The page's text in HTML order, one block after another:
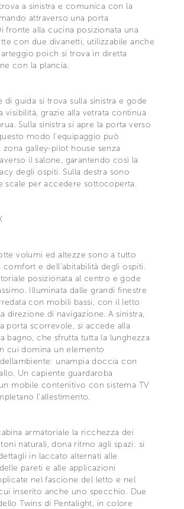
a sinistra e comunica con la
attraverso una porta
fronte alla cucina posizionata una
con due divanetti, utilizzabile anche
poich si trova in diretta
con la plancia.
di guida si trova sulla sinistra e gode
visibilità, grazie alla vetrata continua
Sulla sinistra si apre la porta verso
modo l'equipaggio può
zona galley-pilot house senza
il salone, garantendo così la
degli ospiti. Sulla destra sono
scale per accedere sottocoperta.
volumi ed altezze sono a tutto
comfort e dell'abitabilità degli ospiti.
posizionata al centro e gode
Illuminata dalle grandi finestre
con mobili bassi, con il letto
direzione di navigazione. A sinistra,
porta scorrevole, si accede alla
bagno, che sfrutta tutta la lunghezza
cui domina un elemento
unampia doccia con
Un capiente guardaroba
mobile contenitivo con sistema TV
l'allestimento.
armatoriale la ricchezza dei
naturali, dona ritmo agli spazi: si
in laccato alternati alle
pareti e alle applicazioni
nel fascione del letto e nel
inserito anche uno specchio. Due
Twins di Pentalight, in colore